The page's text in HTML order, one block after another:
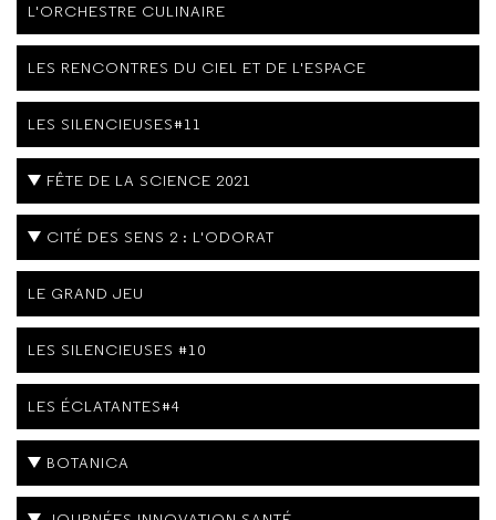
L'ORCHESTRE CULINAIRE
LES RENCONTRES DU CIEL ET DE L'ESPACE
LES SILENCIEUSES#11
FÊTE DE LA SCIENCE 2021
CITÉ DES SENS 2 : L'ODORAT
LE GRAND JEU
LES SILENCIEUSES #10
LES ÉCLATANTES#4
BOTANICA